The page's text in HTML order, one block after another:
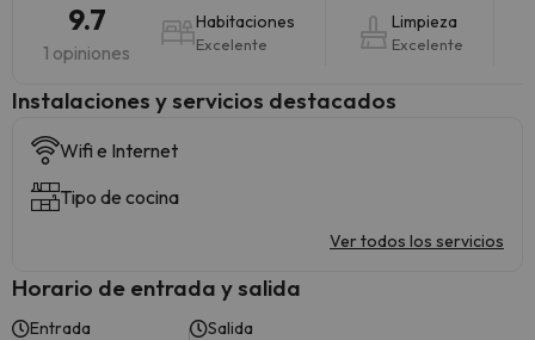
9.7
1 opiniones
Habitaciones
Excelente
Limpieza
Excelente
Instalaciones y servicios destacados
Wifi e Internet
Tipo de cocina
Ver todos los servicios
Horario de entrada y salida
Entrada Salida